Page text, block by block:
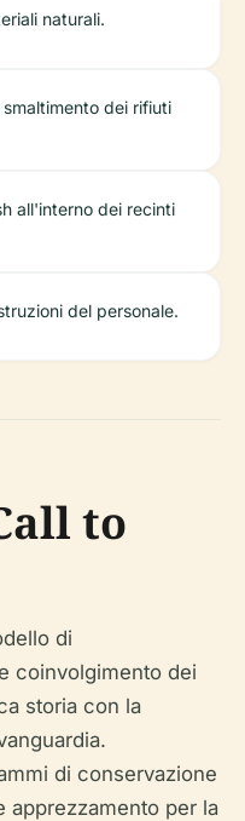
naturali.
dei rifiuti
all'interno dei recinti
del personale.
to
di
coinvolgimento dei
storia con la
di conservazione
apprezzamento per la